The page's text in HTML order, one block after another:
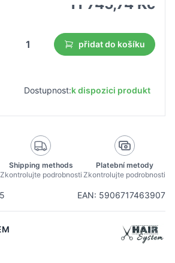
EAN: 5906717463907
11 745,74 Kč
přidat do košíku
Dostupnost:k dispozici produkt
Shipping methods
Zkontrolujte podrobnosti
Platební metody
Zkontrolujte podrobnosti